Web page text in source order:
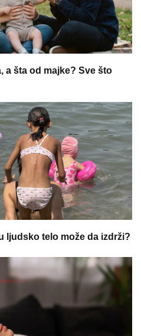
a šta od majke? Sve što
ljudsko telo može da izdrži?